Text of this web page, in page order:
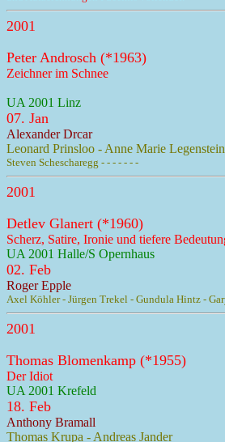
2001
Peter Androsch (*1963)
Zeichner im Schnee
UA 2001 Linz
07. Jan
Alexander Drcar
Leonard Prinsloo - Anne Marie Legenstein
Steven Schescharegg - - - - - - -
2001
Detlev Glanert (*1960)
Scherz, Satire, Ironie und tiefere
UA 2001 Halle/S Opernhaus
02. Feb
Roger Epple
Axel Köhler - Jürgen Trekel - Gundula Hintz -
2001
Thomas Blomenkamp (*1955)
Der Idiot
UA 2001 Krefeld
18. Feb
Anthony Bramall
Thomas Krupa - Andreas Jander